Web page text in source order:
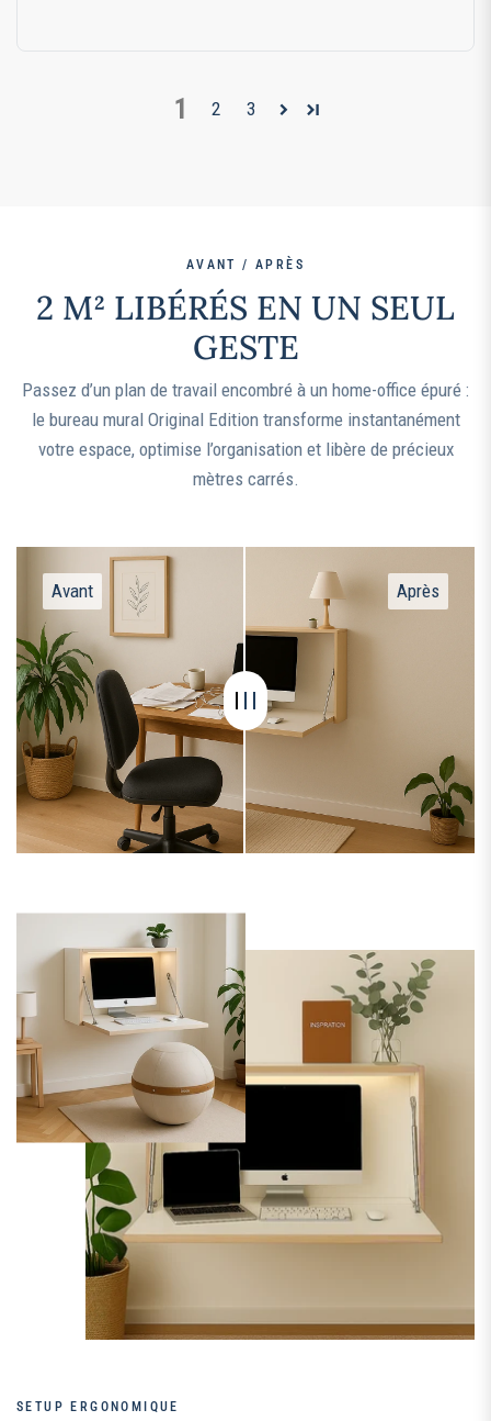
1 2 3
AVANT / APRÈS
2 M² LIBÉRÉS EN UN SEUL
GESTE
Passez d’un plan de travail encombré à un home-office épuré :
le bureau mural Original Edition transforme instantanément
votre espace, optimise l’organisation et libère de précieux
mètres carrés.
SETUP ERGONOMIQUE